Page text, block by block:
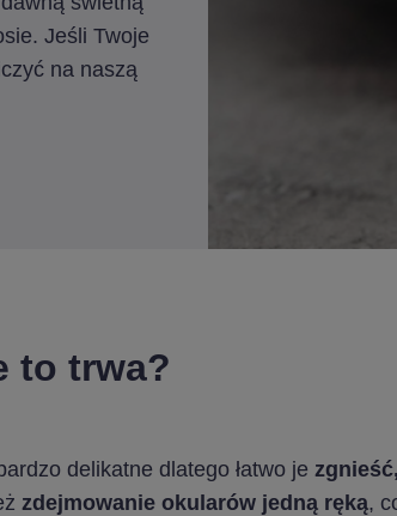
Jeśli Twoje
na naszą
to trwa?
delikatne dlatego łatwo je
zdejmowanie okularów jedną ręką,